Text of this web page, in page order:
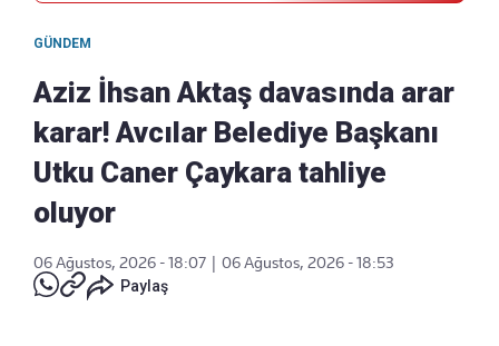
GÜNDEM
Aziz İhsan Aktaş davasında arar
karar! Avcılar Belediye Başkanı
Utku Caner Çaykara tahliye
oluyor
06 Ağustos, 2026 - 18:07
06 Ağustos, 2026 - 18:53
Paylaş